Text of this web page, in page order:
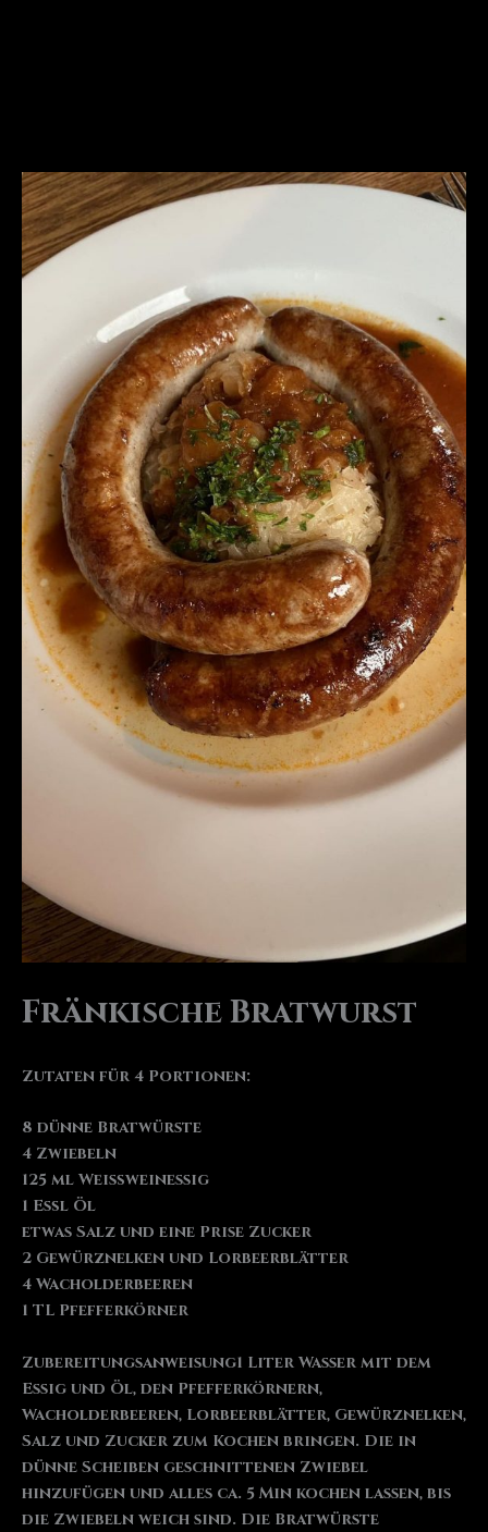
Fränkische Bratwurst
Zutaten für 4 Portionen:
8 dünne Bratwürste
4 Zwiebeln
125 ml Weißweinessig
1 Eßl Öl
etwas Salz und eine Prise Zucker
2 Gewürznelken und Lorbeerblätter
4 Wacholderbeeren
1 TL Pfefferkörner
Zubereitungsanweisung1 Liter Wasser mit dem
Essig und Öl, den Pfefferkörnern,
Wacholderbeeren, Lorbeerblätter, Gewürznelken,
Salz und Zucker zum Kochen bringen. Die in
dünne Scheiben geschnittenen Zwiebel
hinzufügen und alles ca. 5 Min kochen lassen, bis
die Zwiebeln weich sind. Die Bratwürste